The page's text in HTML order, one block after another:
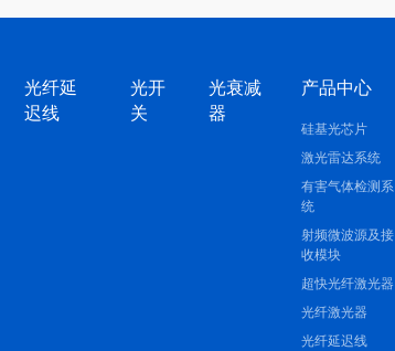
光纤延
迟线
光开
关
光衰减
器
产品中心
硅基光芯片
激光雷达系统
有害气体检测系
统
射频微波源及接
收模块
超快光纤激光器
光纤激光器
光纤延迟线